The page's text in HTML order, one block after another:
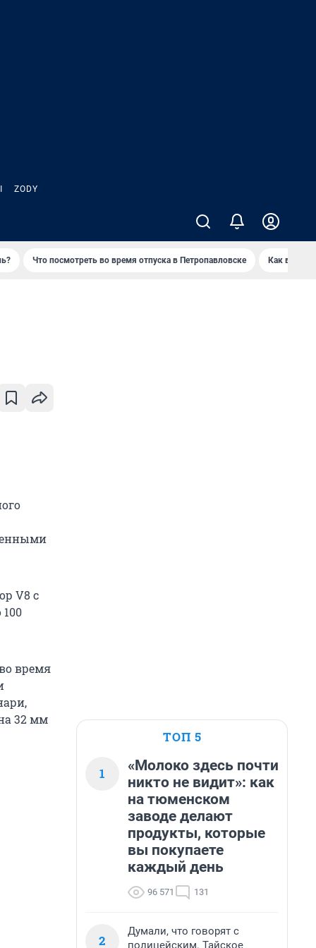
ZODY
Что посмотреть во время отпуска в Петропавловске Как
V8 с
время
32 мм
ТОП 5
1
«Молоко здесь почти
никто не видит»: как
на тюменском
заводе делают
продукты, которые
вы покупаете
каждый день
96 571 131
2
Думали, что говорят с
полицейским. Тайское